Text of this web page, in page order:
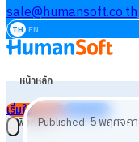
sale@humansoft.co.th
TH EN
หน้าหลัก
ฟังก์ชัน
เริ่มใช้งานฟรี